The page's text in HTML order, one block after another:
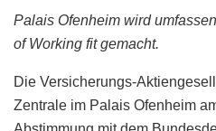
Palais Ofenheim wird
of Working fit gemacht.
Die Versicherungs-
Zentrale im Palais Ofenheim